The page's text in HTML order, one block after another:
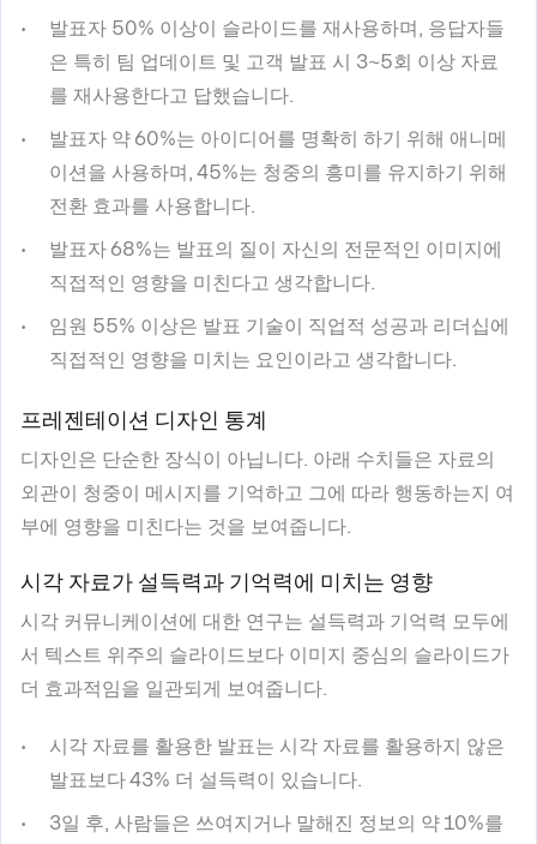
발표자 50% 이상이 슬라이드를 재사용하며, 응답자들
은 특히 팀 업데이트 및 고객 발표 시 3~5회 이상 자료
를 재사용한다고 답했습니다.
발표자 약 60%는 아이디어를 명확히 하기 위해 애니메
이션을 사용하며, 45%는 청중의 흥미를 유지하기 위해
전환 효과를 사용합니다.
발표자 68%는 발표의 질이 자신의 전문적인 이미지에
직접적인 영향을 미친다고 생각합니다.
임원 55% 이상은 발표 기술이 직업적 성공과 리더십에
직접적인 영향을 미치는 요인이라고 생각합니다.
프레젠테이션 디자인 통계
디자인은 단순한 장식이 아닙니다. 아래 수치들은 자료의
외관이 청중이 메시지를 기억하고 그에 따라 행동하는지 여
부에 영향을 미친다는 것을 보여줍니다.
시각 자료가 설득력과 기억력에 미치는 영향
시각 커뮤니케이션에 대한 연구는 설득력과 기억력 모두에
서 텍스트 위주의 슬라이드보다 이미지 중심의 슬라이드가
더 효과적임을 일관되게 보여줍니다.
시각 자료를 활용한 발표는 시각 자료를 활용하지 않은
발표보다 43% 더 설득력이 있습니다.
3일 후, 사람들은 쓰여지거나 말해진 정보의 약 10%를